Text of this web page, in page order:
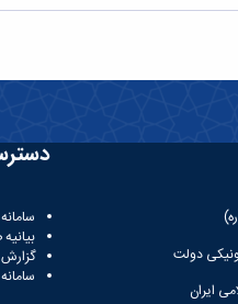
دولت
ایران